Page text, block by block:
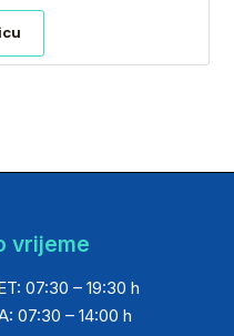
vrijeme
07:30 – 19:30 h
07:30 – 14:00 h